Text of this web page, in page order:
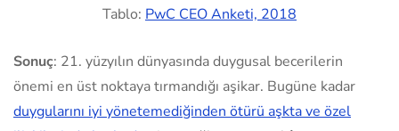
Tablo: PwC CEO Anketi, 2018
Sonuç: 21. yüzyılın dünyasında duygusal becerilerin
önemi en üst noktaya tırmandığı aşikar. Bugüne kadar
duygularını iyi yönetemediğinden ötürü aşkta ve özel